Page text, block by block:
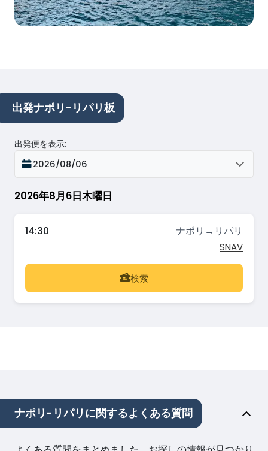
出発ナポリ-リパリ板
2026年8月6日木曜日
出発便を表示:
2026/08/06
14:30 ナポリ → リパリ
SNAV
検索
ナポリ-リパリに関するよくある質問